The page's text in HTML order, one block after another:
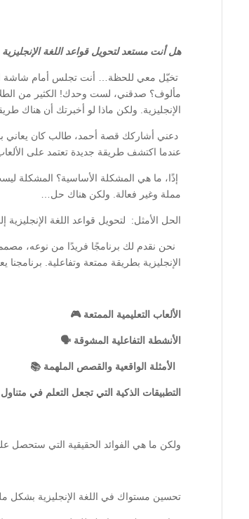
هل أنت مستعد لتحويل قواعد اللغة
تخيّل معي للحظة… أنت تجلس أمام شاشة
الإنجليزية. ولكن ماذا لو أخبرتك أن هناك
دعني أشاركك قصة أحمد، طالب كان يعاني
عندما اكتشف طريقة جديدة تعتمد على
إذًا، ما هي المشكلة الأساسية؟ المشكلة
مملة وغير فعالة. ولكن هناك حل…
الحل الأمثل: لتحويل قواعد اللغة الإنجليزية
الإنجليزية بطريقة ممتعة وتفاعلية. برنامجنا
الألعاب التعليمية الممتعة 🎮
الأنشطة التفاعلية المشوقة 🗣️
الأمثلة الواقعية والقصص الملهمة 📚
التطبيقات الذكية التي تجعل التعلم في
ولكن ما هي الفوائد الحقيقية التي ستحصل
تحسين مستواك في اللغة الإنجليزية بشكل